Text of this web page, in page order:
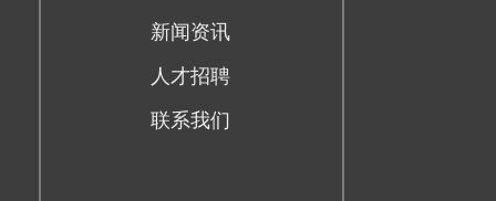
新闻资讯
人才招聘
联系我们